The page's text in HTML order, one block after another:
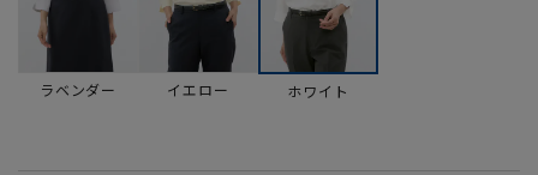
ラベンダー イエロー ホワイト